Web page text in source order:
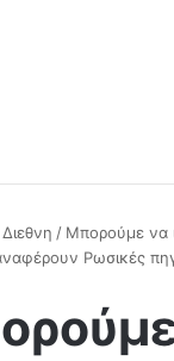
Διεθνη / Μπορούμε να
Ρωσικές